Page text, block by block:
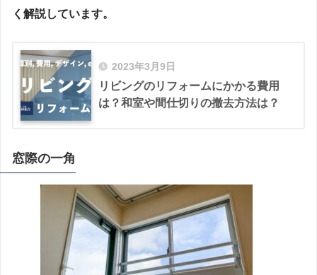
く解説しています。
2023年3月9日
リビングのリフォームにかかる費用
は？和室や間仕切りの撤去方法は？
窓際の一角